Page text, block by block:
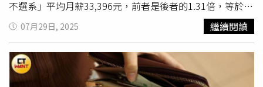
代性，才是面對通膨與低薪困境的根本之道。本次調查於
2025年7月25日至8月7日進行，共回收1,358份有效樣本，
在95%信心水準下，誤差值為正負2.66%。
不選系」平均月薪33,396元，前者是後者的1.31倍，等於薪
資能多31%。選擇讀科系的原因，依序為「考試分數落在這
個科系」(38.2%)、「個人興趣考量」(34.1%)，以及「完全
由父母或長輩決定」(16.6%)、「未來就業市場考量」
(11.1%)。
求職網還發現，若「選系不選校」的，合
計後悔比例為52.3%：其中29.5%屬於「畢業求職後才後
07月29日, 2025 繼續閱讀